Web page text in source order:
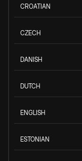
CROATIAN
CZECH
DANISH
DUTCH
ENGLISH
ESTONIAN